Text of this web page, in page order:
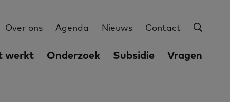
Utilities
Over ons Agenda Nieuws Contact
werkt Onderzoek Subsidie Vragen